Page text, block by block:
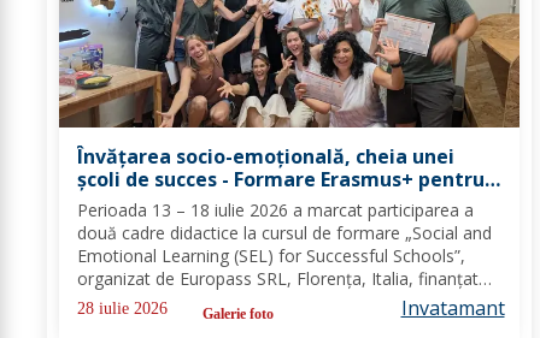
Învățarea socio-emoțională, cheia unei
școli de succes - Formare Erasmus+ pentru
două cadre didactice de la Școala
Gimnazială „Spiru Haret” Dorohoi - FOTO
Perioada 13 – 18 iulie 2026 a marcat participarea a
două cadre didactice la cursul de formare „Social and
Emotional Learning (SEL) for Successful Schools”,
organizat de Europass SRL, Florența, Italia, finanțat
prin programul de Acreditare Erasmus +, domeniul
educație școlară număr de referință...
28 iulie 2026 Galerie foto Invatamant